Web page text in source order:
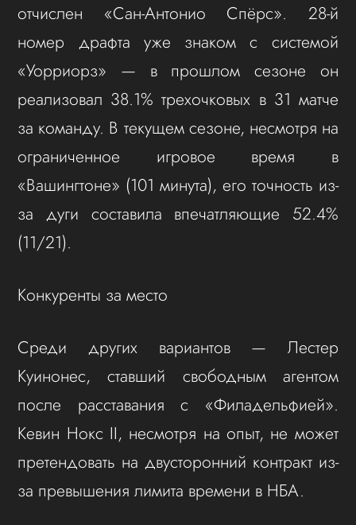
отчислен «Сан-Антонио Спёрс». 28-й
номер драфта уже знаком с системой
«Уорриорз» — в прошлом сезоне он
реализовал 38.1% трехочковых в 31 матче
за команду. В текущем сезоне, несмотря на
ограниченное игровое время в
«Вашингтоне» (101 минута), его точность из-
за дуги составила впечатляющие 52.4%
(11/21).
Конкуренты за место
Среди других вариантов — Лестер
Куинонес, ставший свободным агентом
после расставания с «Филадельфией».
Кевин Нокс II, несмотря на опыт, не может
претендовать на двусторонний контракт из-
за превышения лимита времени в НБА.